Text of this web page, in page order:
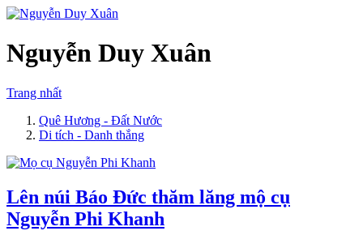
Nguyễn Duy Xuân
Trang nhất
Quê Hương - Đất Nước
Di tích - Danh thắng
Lên núi Báo Đức thăm lăng mộ cụ
Nguyễn Phi Khanh